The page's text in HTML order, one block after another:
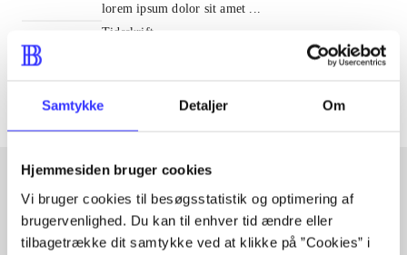
Samtykke Detaljer Om
Hjemmesiden bruger cookies
Vi bruger cookies til besøgsstatistik og optimering af
brugervenlighed. Du kan til enhver tid ændre eller
tilbagetrække dit samtykke ved at klikke på ”Cookies” i
lorem ipsum dolor sit amet ...
Tidsskrift
Artiklerne i
Artikler med samme emner
Fra